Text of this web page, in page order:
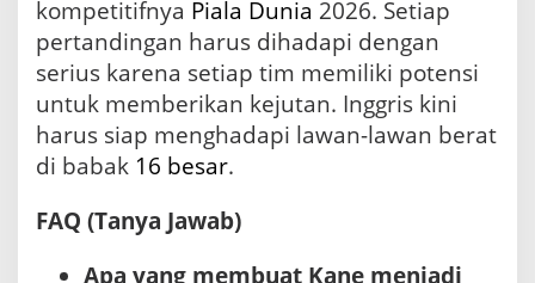
kompetitifnya Piala Dunia 2026. Setiap
pertandingan harus dihadapi dengan
serius karena setiap tim memiliki potensi
untuk memberikan kejutan. Inggris kini
harus siap menghadapi lawan-lawan berat
di babak 16 besar.
FAQ (Tanya Jawab)
Apa yang membuat Kane menjadi